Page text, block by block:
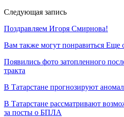
Следующая запись
Поздравляем Игоря Смирнова!
Вам также могут понравиться Еще
Появились фото затопленного
тракта
В Татарстане прогнозируют
В Татарстане рассматривают
за посты о БПЛА